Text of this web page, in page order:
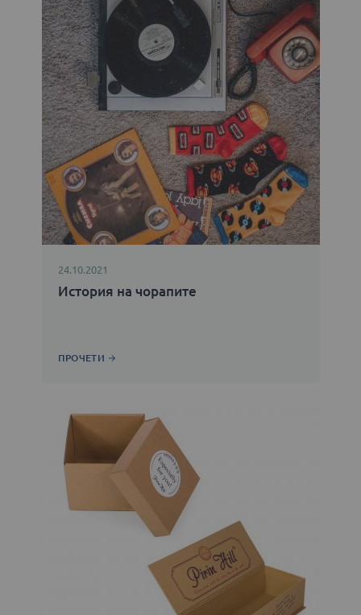
24.10.2021
История на чорапите
ПРОЧЕТИ